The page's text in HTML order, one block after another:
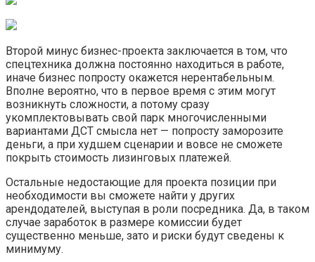
Второй минус бизнес-проекта заключается в том, что
спецтехника должна постоянно находиться в работе,
иначе бизнес попросту окажется нерентабельным.
Вполне вероятно, что в первое время с этим могут
возникнуть сложности, а потому сразу
укомплектовывать свой парк многочисленными
вариантами ДСТ смысла нет — попросту заморозите
деньги, а при худшем сценарии и вовсе не сможете
покрыть стоимость лизинговых платежей.
Остальные недостающие для проекта позиции при
необходимости вы сможете найти у других
арендодателей, выступая в роли посредника. Да, в таком
случае заработок в размере комиссии будет
существенно меньше, зато и риски будут сведены к
минимуму.